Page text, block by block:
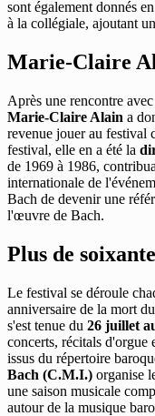
sont également donnés
à la collégiale, ajoutant
Marie-Claire
Après une rencontre
Marie-Claire Alain a
revenue jouer au festival
festival, elle en a été la
de 1969 à 1986,
internationale de
Bach de devenir une
l'œuvre de Bach.
Plus de
Le festival se déroule
anniversaire de la mort
s'est tenue du 26 juillet
concerts, récitals d'orgue
issus du répertoire
Bach (C.M.I.) organise
une saison musicale
autour de la musique